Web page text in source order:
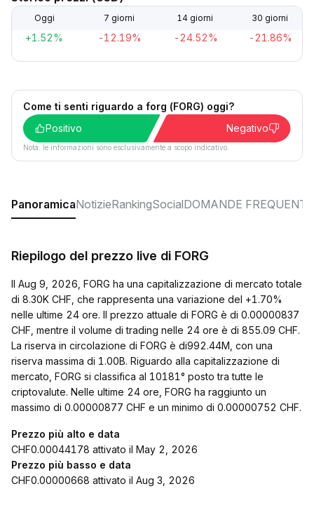
Oggi 7 giorni 14 giorni 30 giorni
+1.52% -12.19% -24.52% -21.86%
Come ti senti riguardo a forg (FORG) oggi?
Positivo
Negativo
Nota: le informazioni sono esclusivamente a scopo indicativo.
PanoramicaNotizieRankingSocialDOMANDE FREQUENTI
Riepilogo del prezzo live di FORG
Il Aug 9, 2026, FORG ha una capitalizzazione di mercato totale
di 8.30K CHF, che rappresenta una variazione del +1.70%
nelle ultime 24 ore. Il prezzo attuale di FORG è di 0.00000837
CHF, mentre il volume di trading nelle 24 ore è di 855.09 CHF.
La riserva in circolazione di FORG è di992.44M, con una
riserva massima di 1.00B. Riguardo alla capitalizzazione di
mercato, FORG si classifica al 10181° posto tra tutte le
criptovalute. Nelle ultime 24 ore, FORG ha raggiunto un
massimo di 0.00000877 CHF e un minimo di 0.00000752 CHF.
Prezzo più alto e data
CHF0.00044178 attivato il May 2, 2026
Prezzo più basso e data
CHF0.00000668 attivato il Aug 3, 2026